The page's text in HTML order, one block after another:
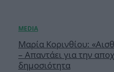
Μαρία Κορινθίου:
– Απαντάει για την
δημοσιότητα